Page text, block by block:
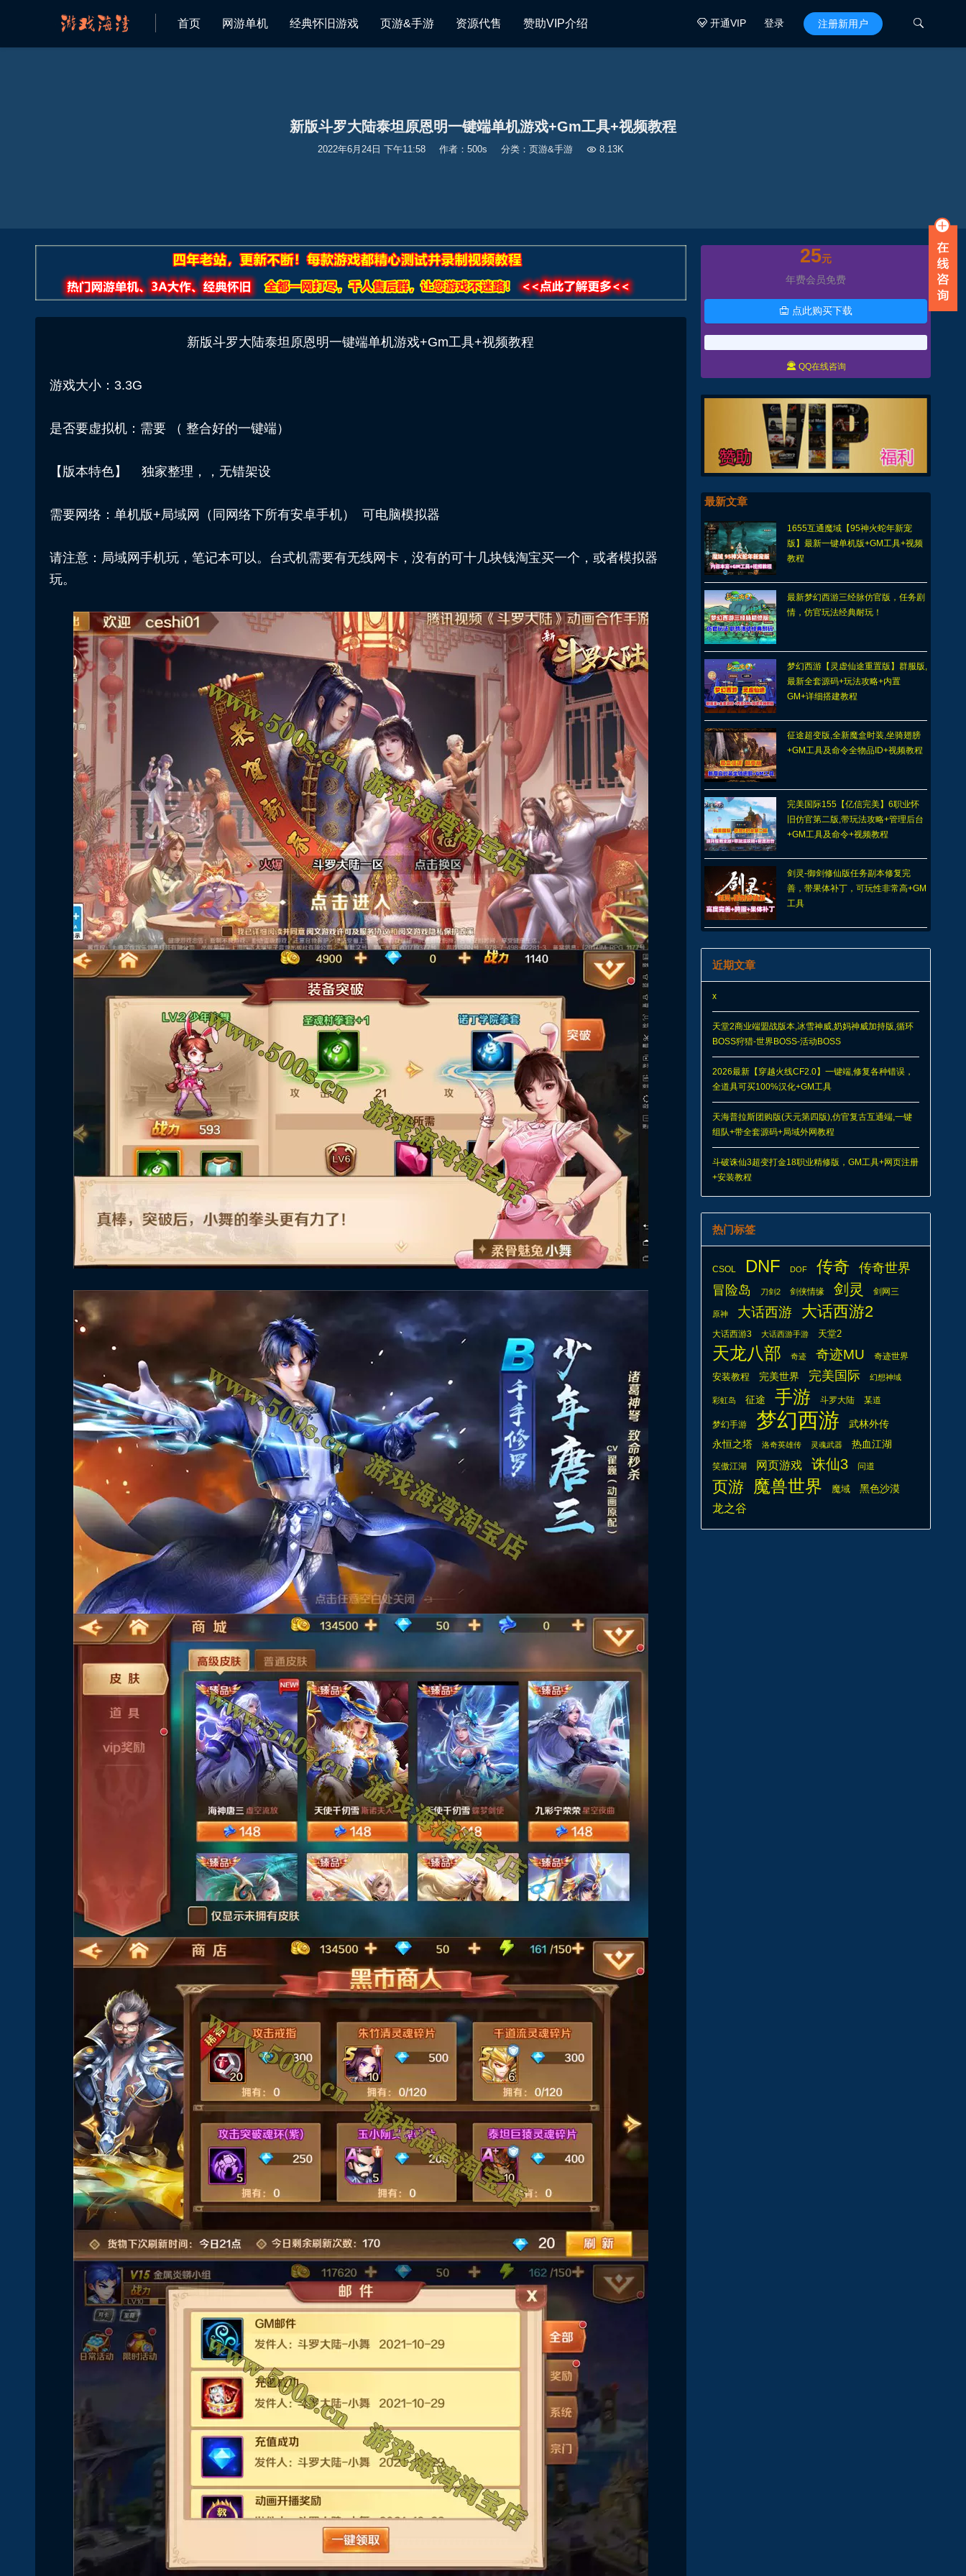
开通VIP 登录 注册新用户 
首页 网游单机 经典怀旧游戏 页游&手游 资源代售 赞助VIP介绍
新版斗罗大陆泰坦原恩明一键端单机游戏+Gm工具+视频教程
2022年6月24日 下午11:58 作者：500s 分类： 页游&手游  8.13K
新版斗罗大陆泰坦原恩明一键端单机游戏+Gm工具+视频教程
游戏大小：3.3G
是否要虚拟机：需要 （ 整合好的一键端）
【版本特色】 独家整理，，无错架设
需要网络：单机版+局域网（同网络下所有安卓手机） 可电脑模拟器
请注意：局域网手机玩，笔记本可以。台式机需要有无线网卡，没有的可十几块钱淘宝买一个，或者模拟器
玩。
25元
年费会员免费
 点此购买下载
 QQ在线咨询
最新文章
1655互通魔域【95神火蛇年新宠
版】最新一键单机版+GM工具+视频
教程
最新梦幻西游三经脉仿官版，任务剧
情，仿官玩法经典耐玩！
梦幻西游【灵虚仙途重置版】群服版,
最新全套源码+玩法攻略+内置
GM+详细搭建教程
征途超变版,全新魔盒时装,坐骑翅膀
+GM工具及命令全物品ID+视频教程
完美国际155【亿信完美】6职业怀
旧仿官第二版,带玩法攻略+管理后台
+GM工具及命令+视频教程
剑灵-御剑修仙版任务副本修复完
善，带果体补丁，可玩性非常高+GM
工具
近期文章
x
天堂2商业端盟战版本,冰雪神威,奶妈神威加持版,循环
BOSS狩猎-世界BOSS-活动BOSS
2026最新【穿越火线CF2.0】一键端,修复各种错误，
全道具可买100%汉化+GM工具
天海普拉斯团购版(天元第四版),仿官复古互通端,一键
组队+带全套源码+局域外网教程
斗破诛仙3超变打金18职业精修版，GM工具+网页注册
+安装教程
热门标签
CSOL DNF DOF 传奇 传奇世界
冒险岛 刀剑2 剑侠情缘 剑灵 剑网三
原神 大话西游 大话西游2
大话西游3 大话西游手游 天堂2
天龙八部 奇迹 奇迹MU 奇迹世界
安装教程 完美世界 完美国际 幻想神域
彩虹岛 征途 手游 斗罗大陆 某道
梦幻手游 梦幻西游
武林外传
永恒之塔
洛奇英雄传 灵魂武器 热血江湖
笑傲江湖 网页游戏 诛仙3 问道
页游 魔兽世界 魔域 黑色沙漠
龙之谷
欢迎来到 游戏海湾 资源网